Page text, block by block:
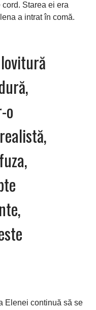
Starea ei era
a intrat în comă.
o
Elenei continuă să se